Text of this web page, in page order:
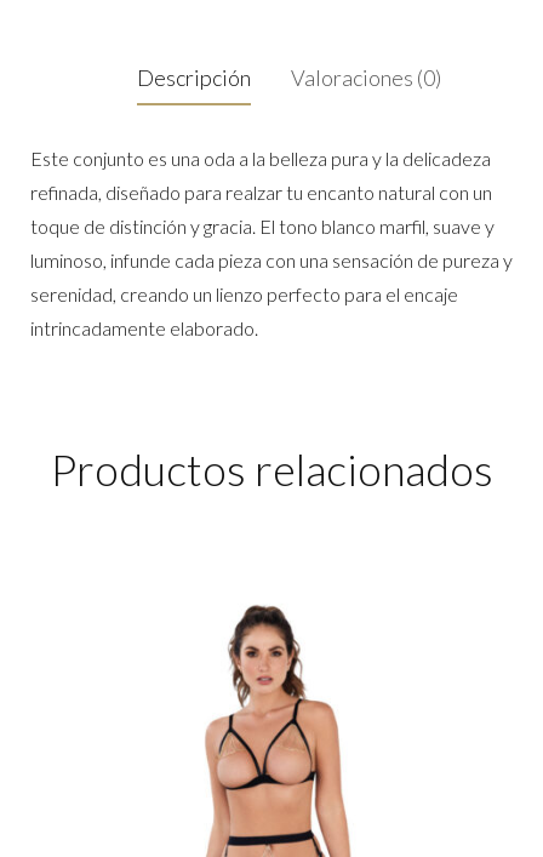
Descripción Valoraciones (0)
Este conjunto es una oda a la belleza pura y la delicadeza
refinada, diseñado para realzar tu encanto natural con un
toque de distinción y gracia. El tono blanco marfil, suave y
luminoso, infunde cada pieza con una sensación de pureza y
serenidad, creando un lienzo perfecto para el encaje
intrincadamente elaborado.
Productos relacionados